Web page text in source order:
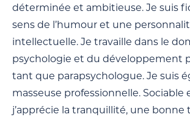
déterminée et ambitieuse. Je suis
sens de l’humour et une
intellectuelle. Je travaille dans le
psychologie et du développement
tant que parapsychologue. Je suis
masseuse professionnelle. Sociable
j’apprécie la tranquillité, une bonne